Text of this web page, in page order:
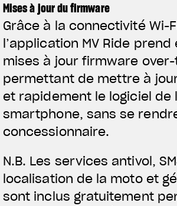
Mises à jour du firmware
Grâce à la connectivité Wi-
l’application MV Ride
mises à jour firmware
permettant de mettre à
et rapidement le logiciel de
smartphone, sans se
concessionnaire.
N.B. Les services antivol,
localisation de la moto et
sont inclus gratuitement